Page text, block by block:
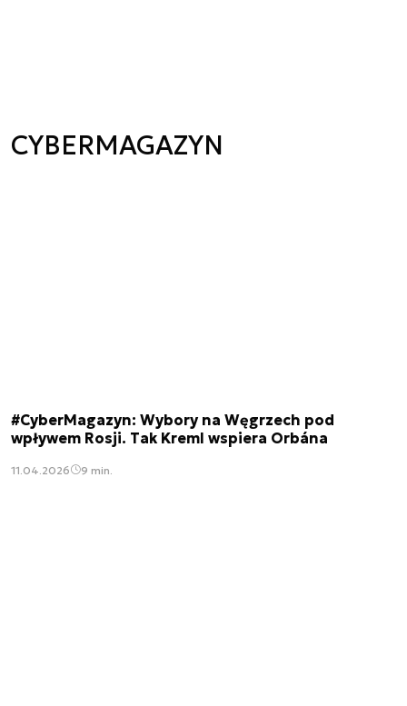
CYBERMAGAZYN
#CyberMagazyn: Wybory na Węgrzech pod
wpływem Rosji. Tak Kreml wspiera Orbána
11.04.2026 9 min.